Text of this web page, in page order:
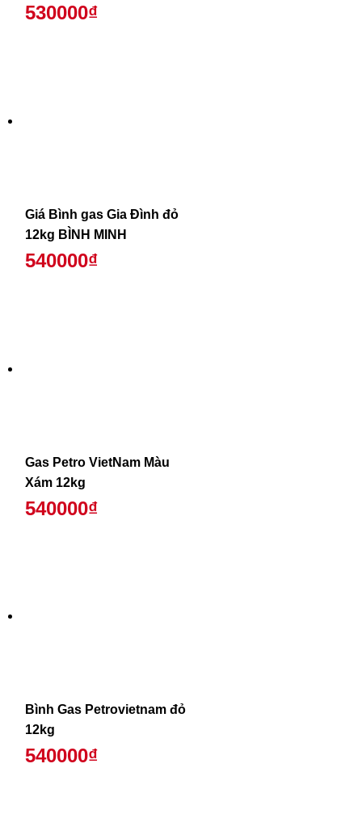
530000₫
Giá Bình gas Gia Đình đỏ
12kg BÌNH MINH
540000₫
Gas Petro VietNam Màu
Xám 12kg
540000₫
Bình Gas Petrovietnam đỏ
12kg
540000₫